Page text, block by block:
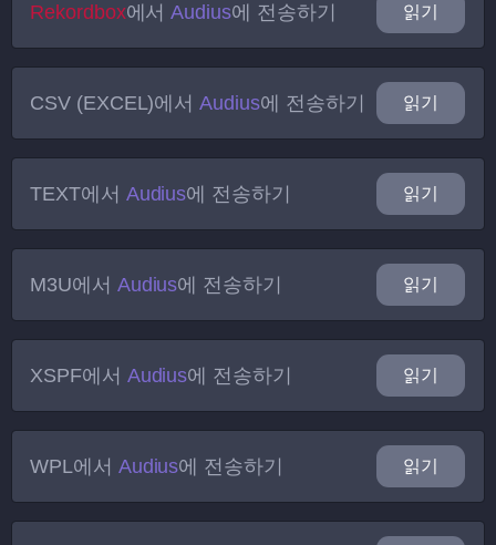
Rekordbox에서Audius에 전송하기 읽기
CSV (EXCEL)에서Audius에 전송하기 읽기
TEXT에서 Audius에 전송하기 읽기
M3U에서 Audius에 전송하기 읽기
XSPF에서 Audius에 전송하기 읽기
WPL에서 Audius에 전송하기 읽기